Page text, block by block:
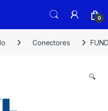
0
Conectores
🔍